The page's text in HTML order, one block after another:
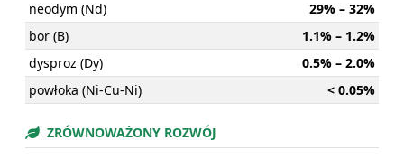
neodym (Nd)
29% – 32%
bor (B)
1.1% – 1.2%
dysproz (Dy)
0.5% – 2.0%
powłoka (Ni-Cu-Ni)
< 0.05%
ZRÓWNOWAŻONY ROZWÓJ